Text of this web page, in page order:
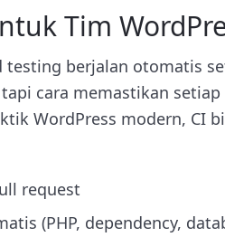
Tim
berjalan otomatis
cara memastikan
WordPress modern, CI
request
(PHP, dependency,